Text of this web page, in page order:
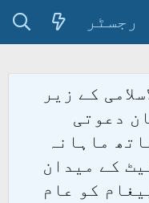
رجسٹر
کے زیر
دعوتی
ماہانہ
کے میدان
کو عام